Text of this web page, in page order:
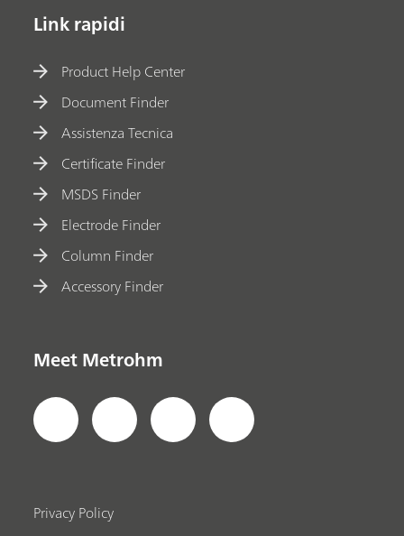
Link rapidi
Product Help Center
Document Finder
Assistenza Tecnica
Certificate Finder
MSDS Finder
Electrode Finder
Column Finder
Accessory Finder
Meet Metrohm
Privacy Policy